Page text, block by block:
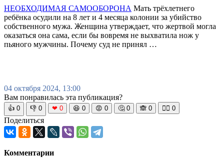
НЕОБХОДИМАЯ САМООБОРОНА Мать трёхлетнего
ребёнка осудили на 8 лет и 4 месяца колонии за убийство
собственного мужа. Женщина утверждает, что жертвой могла
оказаться она сама, если бы вовремя не выхватила нож у
пьяного мужчины. Почему суд не принял …
04 октября 2024, 13:00
Вам понравилась эта публикация?
👍 0 👎 0 ❤ 0 😆 0 😡 0 🤔 0 🙈 0 🧘‍♀️ 0
Поделиться
Комментарии